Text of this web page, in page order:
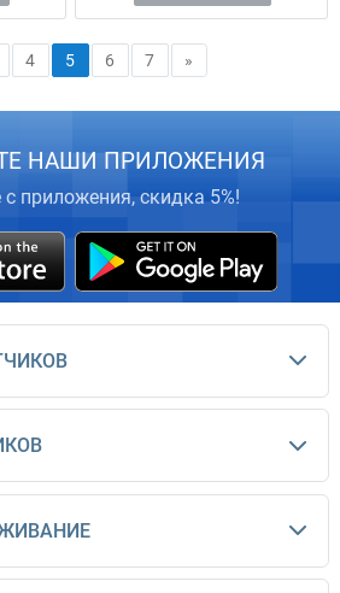
4 5 6 7 »
НАШИ ПРИЛОЖЕНИЯ
с приложения, скидка 5%!